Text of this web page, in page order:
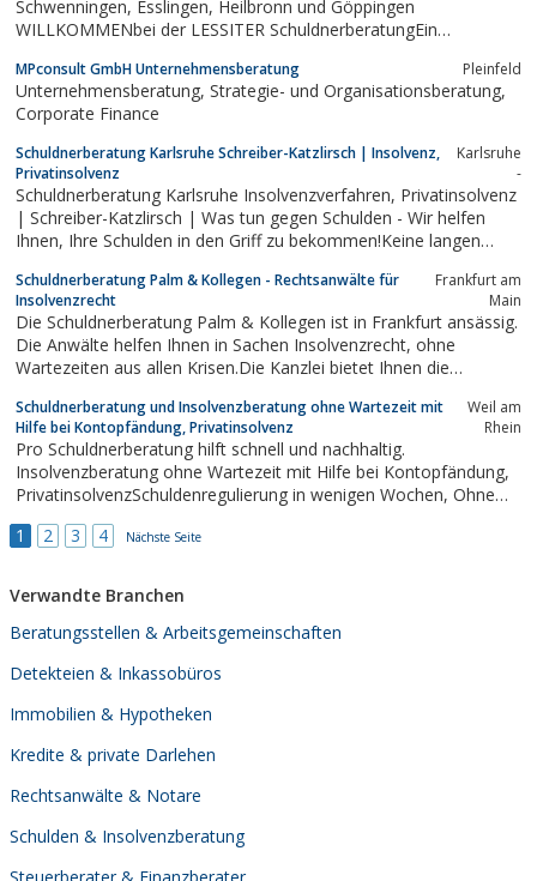
Schwenningen, Esslingen, Heilbronn und Göppingen
WILLKOMMENbei der LESSITER SchuldnerberatungEin
MPconsult GmbH Unternehmensberatung Pleinfeld
Unternehmensberatung, Strategie- und Organisationsberatung,
Corporate Finance
Schuldnerberatung Karlsruhe Schreiber-Katzlirsch | Insolvenz,
Privatinsolvenz
Karlsruhe
-
Schuldnerberatung Karlsruhe Insolvenzverfahren, Privatinsolvenz
| Schreiber-Katzlirsch | Was tun gegen Schulden - Wir helfen
Ihnen, Ihre Schulden in den Griff zu bekommen!Keine langen
Vorträge.
Schuldnerberatung Palm & Kollegen - Rechtsanwälte für
Insolvenzrecht
Frankfurt am
Main
Die Schuldnerberatung Palm & Kollegen ist in Frankfurt ansässig.
Die Anwälte helfen Ihnen in Sachen Insolvenzrecht, ohne
Wartezeiten aus allen Krisen.Die Kanzlei bietet Ihnen die
Vergleichen mit Ihren Gläubigern. Ebenso die Durchführung von
Verbraucher- und...
Schuldnerberatung und Insolvenzberatung ohne Wartezeit mit
Hilfe bei Kontopfändung, Privatinsolvenz
Weil am
Rhein
Pro Schuldnerberatung hilft schnell und nachhaltig.
Insolvenzberatung ohne Wartezeit mit Hilfe bei Kontopfändung,
PrivatinsolvenzSchuldenregulierung in wenigen Wochen, Ohne
1 2 3 4 Nächste Seite
Verwandte Branchen
Beratungsstellen & Arbeitsgemeinschaften
Detekteien & Inkassobüros
Immobilien & Hypotheken
Kredite & private Darlehen
Rechtsanwälte & Notare
Schulden & Insolvenzberatung